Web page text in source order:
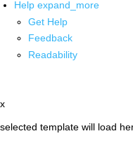
Help expand_more
Get Help
Feedback
Readability
x
selected template will load